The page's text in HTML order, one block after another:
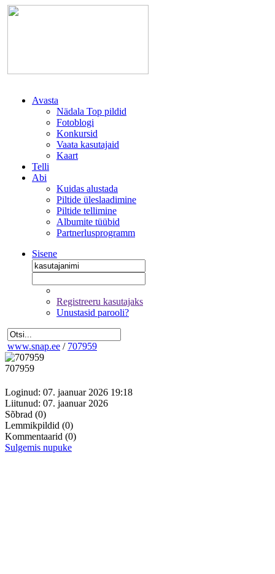
Avasta
Nädala Top pildid
Fotoblogi
Konkursid
Vaata kasutajaid
Kaart
Telli
Abi
Kuidas alustada
Piltide üleslaadimine
Piltide tellimine
Albumite tüübid
Partnerlusprogramm
Sisene
Registreeru kasutajaks
Unustasid parooli?
www.snap.ee / 707959
707959
Loginud: 07. jaanuar 2026 19:18
Liitunud: 07. jaanuar 2026
Sõbrad (0)
Lemmikpildid (0)
Kommentaarid (0)
Sulgemis nupuke